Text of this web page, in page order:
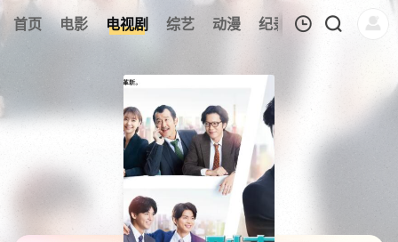
首页 电影 电视剧 综艺 动漫 纪录片 午夜剧场
暂无观看影片的记录